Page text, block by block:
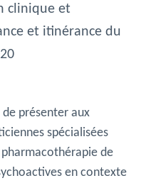
clinique et
et itinérance du
présenter aux
spécialisées
de
en contexte